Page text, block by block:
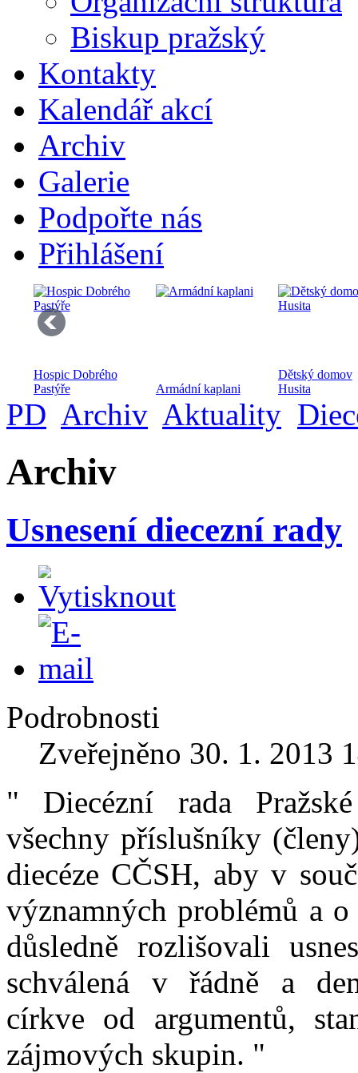
Biskup pražský
Kontakty
Kalendář akcí
Archiv
Galerie
Podpořte nás
Přihlášení
Hospic Dobrého
Pastýře
Armádní kaplani
Dětský domov
Husita
Sociální poradna
Nízkoprahový klub
Projekt péče o
manželské páry
PD Archiv Aktuality
Archiv
Usnesení diecezní rady
Podrobnosti
Zveřejněno 30. 1. 2013
" Diecézní rada
všechny příslušníky
diecéze CČSH, aby v
významných problémů a
důsledně rozlišovali
schválená v řádně a
církve od argumentů,
zájmových skupin. "